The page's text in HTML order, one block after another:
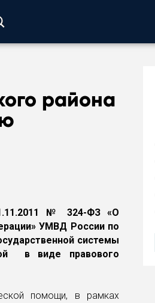
района
№ 324-ФЗ «О
УМВД России по
системы
в виде правового
помощи, в рамках